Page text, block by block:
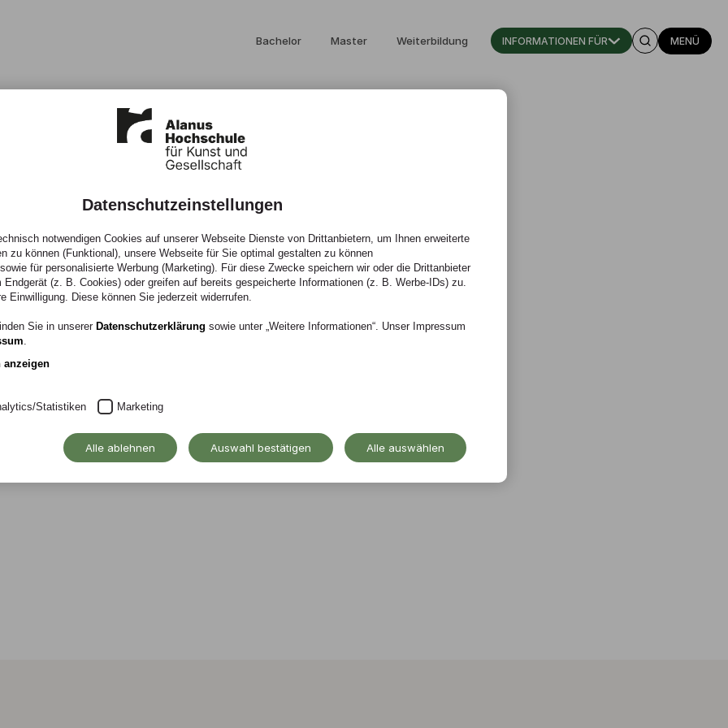
Bachelor Master Weiterbildung INFORMATIONEN FÜR MENÜ
trauert
der Alanus
von 94 Jahren
Datenschutzeinstellungen
notwendigen Cookies auf unserer Webseite Dienste von Drittanbietern, um Ihnen erweiterte
zu können (Funktional), unsere Webseite für Sie optimal gestalten zu können
für personalisierte Werbung (Marketing). Für diese Zwecke speichern wir oder die Drittanbieter
Endgerät (z. B. Cookies) oder greifen auf bereits gespeicherte Informationen (z. B. Werbe-IDs) zu.
Einwilligung. Diese können Sie jederzeit widerrufen.
Sie in unserer Datenschutzerklärung sowie unter „Weitere Informationen“. Unser Impressum
.
anzeigen
Statistiken Marketing
Alle ablehnen Auswahl bestätigen Alle auswählen